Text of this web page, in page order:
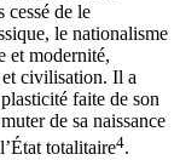
cessé de le
le nationalisme
et modernité,
et civilisation. Il a
plasticité faite de son
de sa naissance
totalitaire4.